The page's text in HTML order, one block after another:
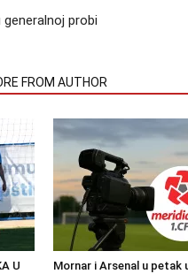
probi
FROM AUTHOR
U Mornar i Arsenal u petak